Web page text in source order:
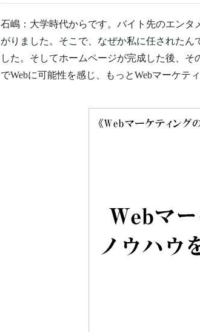
石嶋：大学時代からです。バイト先のエン
がりました。そこで、なぜか私に任された
した。そしてホームページが完成した後、
でWebに可能性を感じ、もっとWebマーケテ